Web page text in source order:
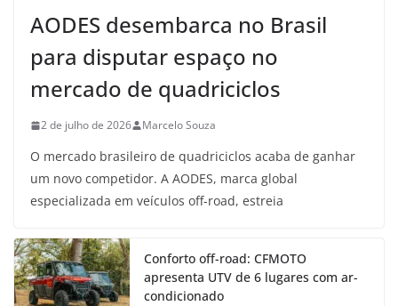
AODES desembarca no Brasil
para disputar espaço no
mercado de quadriciclos
2 de julho de 2026 Marcelo Souza
O mercado brasileiro de quadriciclos acaba de ganhar
um novo competidor. A AODES, marca global
especializada em veículos off-road, estreia
Conforto off-road: CFMOTO
apresenta UTV de 6 lugares com ar-
condicionado